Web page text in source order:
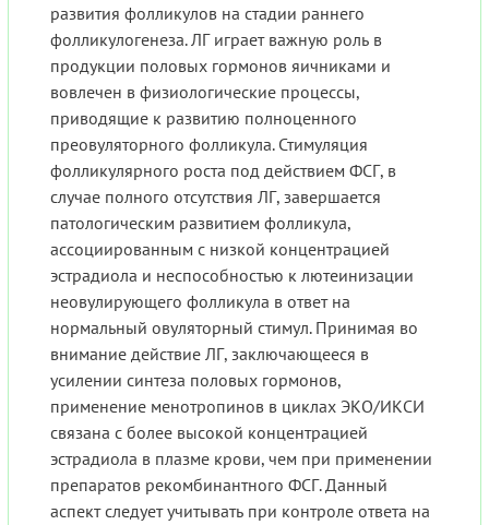
развития фолликулов на стадии раннего
фолликулогенеза. ЛГ играет важную роль в
продукции половых гормонов яичниками и
вовлечен в физиологические процессы,
приводящие к развитию полноценного
преовуляторного фолликула. Стимуляция
фолликулярного роста под действием ФСГ, в
случае полного отсутствия ЛГ, завершается
патологическим развитием фолликула,
ассоциированным с низкой концентрацией
эстрадиола и неспособностью к лютеинизации
неовулирующего фолликула в ответ на
нормальный овуляторный стимул. Принимая во
внимание действие ЛГ, заключающееся в
усилении синтеза половых гормонов,
применение менотропинов в циклах ЭКО/ИКСИ
связана с более высокой концентрацией
эстрадиола в плазме крови, чем при применении
препаратов рекомбинантного ФСГ. Данный
аспект следует учитывать при контроле ответа на